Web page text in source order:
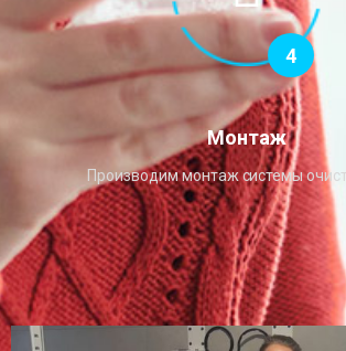
4
Монтаж
Производим монтаж системы